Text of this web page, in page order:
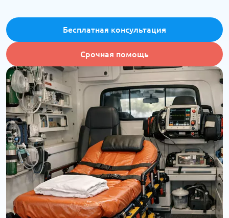
Бесплатная консультация
Срочная помощь